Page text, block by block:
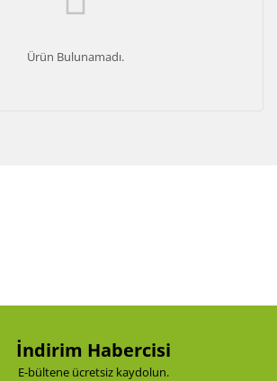
Ürün Bulunamadı.
İndirim Habercisi
E-bültene ücretsiz kaydolun.